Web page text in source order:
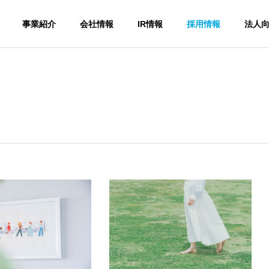
事業紹介 会社情報 IR情報 採用情報 法人